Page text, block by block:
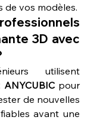
de vos modèles.
3D avec
utilisent
pour
de nouvelles
avant une